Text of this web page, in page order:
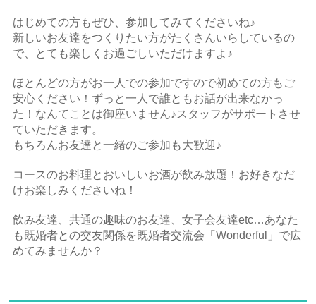
はじめての方もぜひ、参加してみてくださいね♪
新しいお友達をつくりたい方がたくさんいらしているの
で、とても楽しくお過ごしいただけますよ♪
ほとんどの方がお一人での参加ですので初めての方もご
安心ください！ずっと一人で誰ともお話が出来なかっ
た！なんてことは御座いません♪スタッフがサポートさせ
ていただきます。
もちろんお友達と一緒のご参加も大歓迎♪
コースのお料理とおいしいお酒が飲み放題！お好きなだ
けお楽しみくださいね！
飲み友達、共通の趣味のお友達、女子会友達etc…あなた
も既婚者との交友関係を既婚者交流会「Wonderful」で広
めてみませんか？